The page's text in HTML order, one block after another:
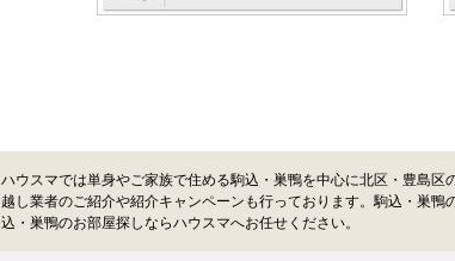
ハウスマでは単身やご家族で住める駒込・巣鴨を中心に北区・豊島
越し業者のご紹介や紹介キャンペーンも行っております。駒込・巣
込・巣鴨のお部屋探しならハウスマへお任せください。